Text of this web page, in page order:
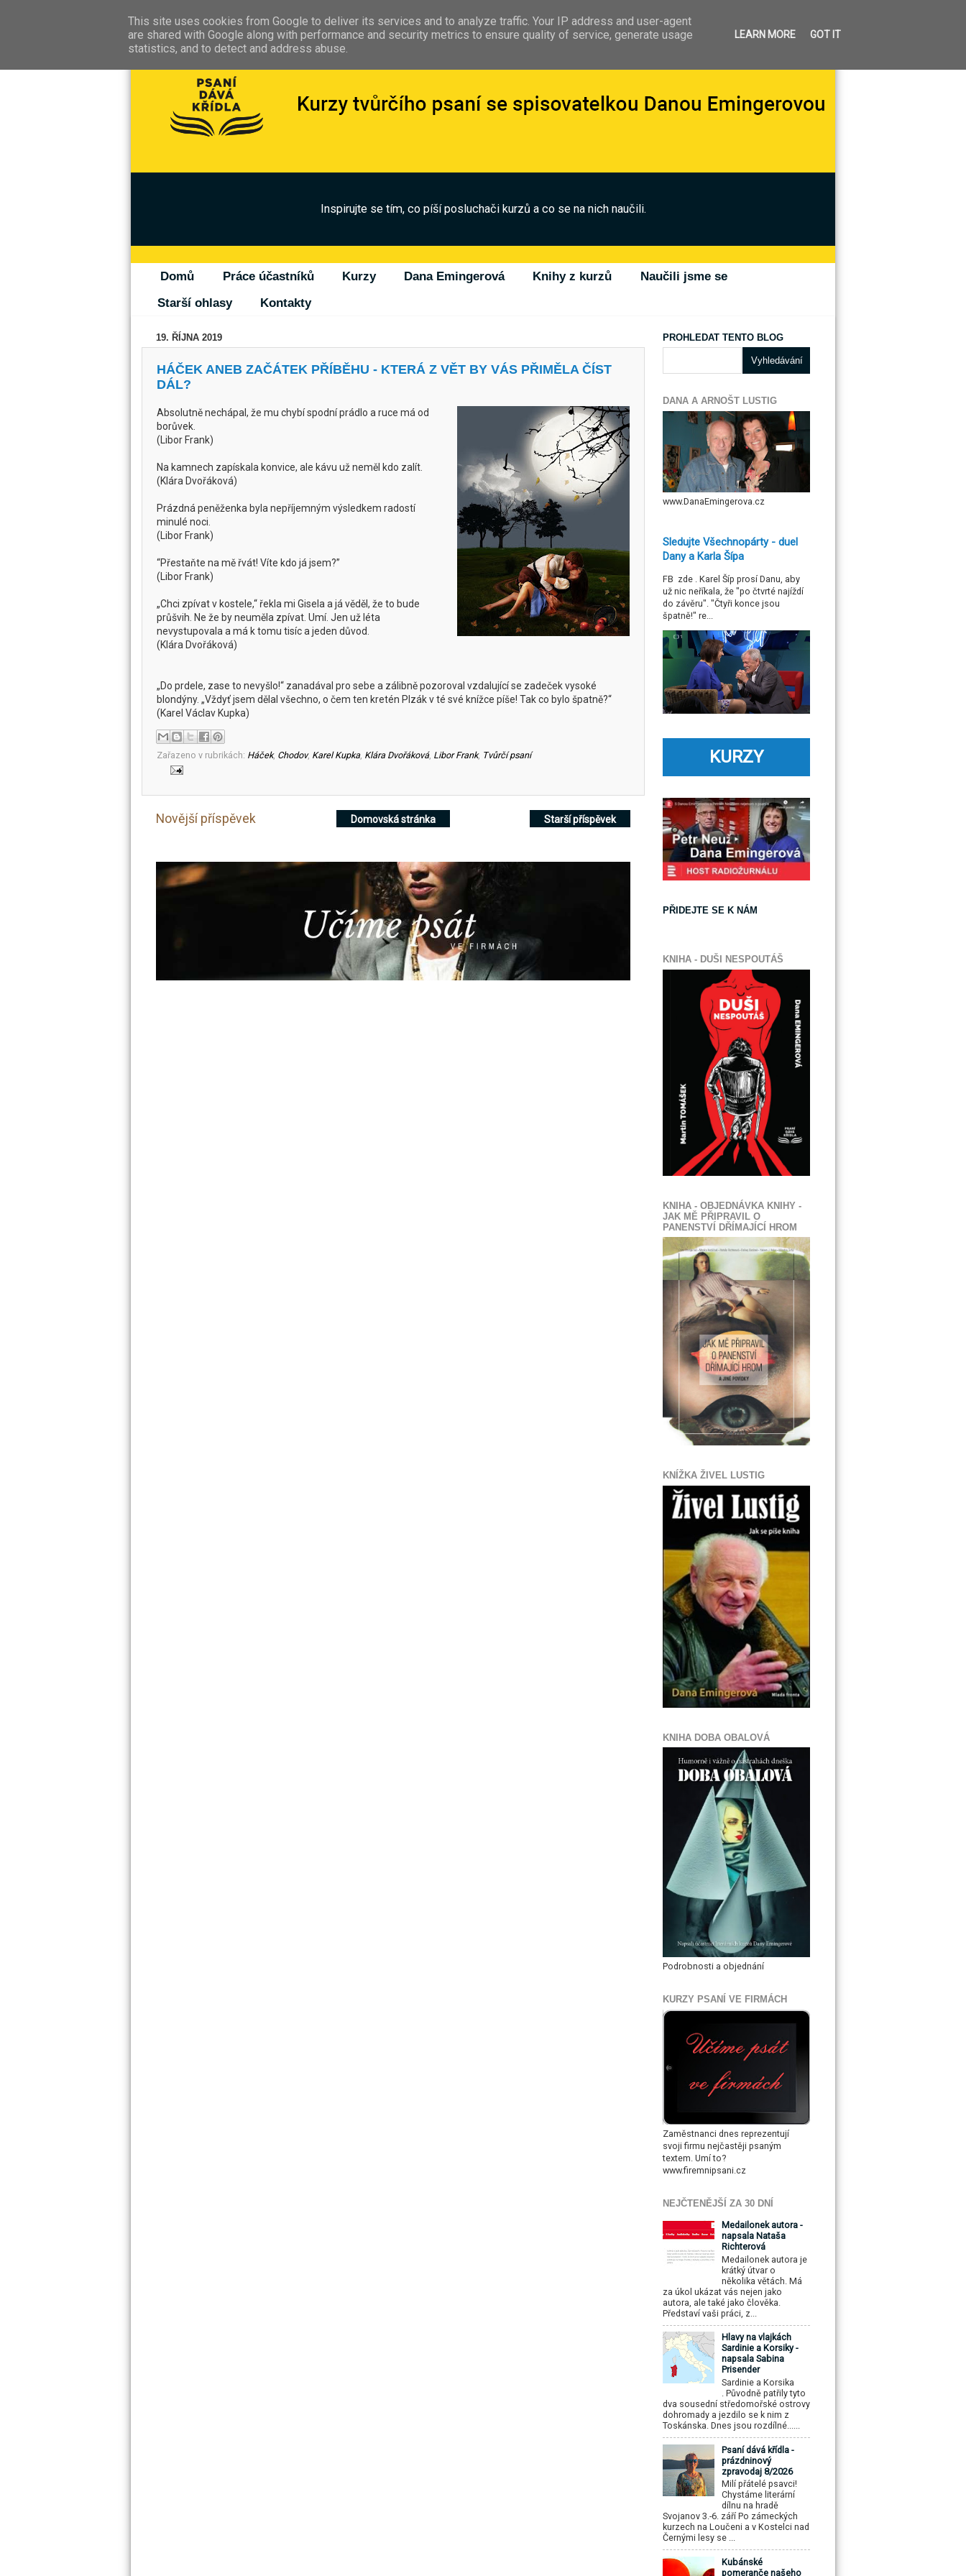
Inspirujte se tím, co píší posluchači kurzů a co se na nich naučili.
Domů Práce účastníků Kurzy Dana Emingerová Knihy z kurzů
Naučili jsme se
Starší ohlasy
Kontakty
19. ŘÍJNA 2019
HÁČEK ANEB ZAČÁTEK PŘÍBĚHU - KTERÁ Z VĚT BY VÁS PŘIMĚLA ČÍST
DÁL?
Absolutně nechápal, že mu chybí spodní prádlo a ruce má od
borůvek.
(Libor Frank)
Na kamnech zapískala konvice, ale kávu už neměl kdo zalít.
(Klára Dvořáková)
Prázdná peněženka byla nepříjemným výsledkem radostí
minulé noci.
(Libor Frank)
“Přestaňte na mě řvát! Víte kdo já jsem?”
(Libor Frank)
„Chci zpívat v kostele,“ řekla mi Gisela a já věděl, že to bude
průšvih. Ne že by neuměla zpívat. Umí. Jen už léta
nevystupovala a má k tomu tisíc a jeden důvod.
(Klára Dvořáková)
„Do prdele, zase to nevyšlo!“ zanadával pro sebe a zálibně pozoroval vzdalující se zadeček vysoké
blondýny. „Vždyť jsem dělal všechno, o čem ten kretén Plzák v té své knížce píše! Tak co bylo špatně?“
(Karel Václav Kupka)
Zařazeno v rubrikách: Háček, Chodov, Karel Kupka, Klára Dvořáková, Libor Frank, Tvůrčí psaní
Novější příspěvek Starší příspěvek
Domovská stránka
PROHLEDAT TENTO BLOG
DANA A ARNOŠT LUSTIG
www.DanaEmingerova.cz
Sledujte Všechnopárty - duel
Dany a Karla Šípa
FB zde . Karel Šíp prosí Danu, aby
už nic neříkala, že "po čtvrté najíždí
do závěru". "Čtyři konce jsou
špatně!" re...
KURZY
PŘIDEJTE SE K NÁM
KNIHA - DUŠI NESPOUTÁŠ
KNIHA - OBJEDNÁVKA KNIHY -
JAK MĚ PŘIPRAVIL O
PANENSTVÍ DŘÍMAJÍCÍ HROM
KNÍŽKA ŽIVEL LUSTIG
KNIHA DOBA OBALOVÁ
Podrobnosti a objednání
KURZY PSANÍ VE FIRMÁCH
Zaměstnanci dnes reprezentují
svoji firmu nejčastěji psaným
textem. Umí to?
www.firemnipsani.cz
NEJČTENĚJŠÍ ZA 30 DNÍ
Medailonek autora -
napsala Nataša
Richterová
Medailonek autora je
krátký útvar o
několika větách. Má
za úkol ukázat vás nejen jako
autora, ale také jako člověka.
Představí vaši práci, z...
Hlavy na vlajkách
Sardinie a Korsiky -
napsala Sabina
Prisender
Sardinie a Korsika
. Původně patřily tyto
dva sousední středomořské ostrovy
dohromady a jezdilo se k nim z
Toskánska. Dnes jsou rozdílné......
Psaní dává křídla -
prázdninový
zpravodaj 8/2026
Milí přátelé psavci!
Chystáme literární
dílnu na hradě
Svojanov 3.-6. září Po zámeckých
kurzech na Loučeni a v Kostelci nad
Černými lesy se ...
Kubánské
pomeranče našeho
This site uses cookies from Google to deliver its services and to analyze traffic. Your IP address and user-agent
are shared with Google along with performance and security metrics to ensure quality of service, generate usage
statistics, and to detect and address abuse.
LEARN MORE GOT IT